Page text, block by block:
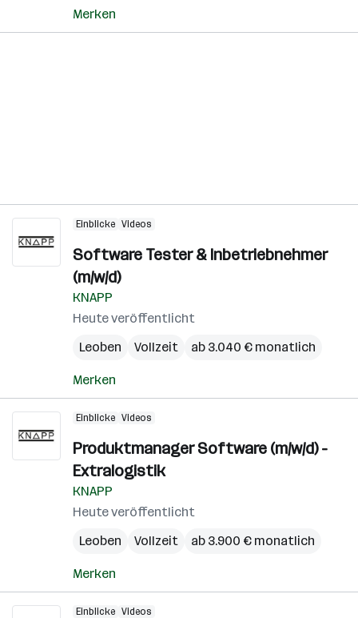
Merken
Einblicke Videos
Software Tester & Inbetriebnehmer
(m/w/d)
KNAPP
Heute veröffentlicht
Leoben
Vollzeit ab 3.040 € monatlich
Merken
Einblicke Videos
Produktmanager Software (m/w/d) -
Extralogistik
KNAPP
Heute veröffentlicht
Leoben
Vollzeit ab 3.900 € monatlich
Merken
Einblicke Videos